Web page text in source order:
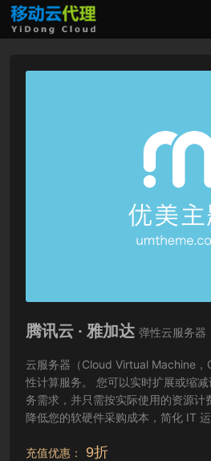
腾讯云 · 雅加达 弹性云服务器
云服务器（Cloud Virtual Machine，
性计算服务。 您可以实时扩展或缩
务需求，并只需按实际使用的资源计
降低您的软硬件采购成本，简化 IT 运
充值优惠： 9折